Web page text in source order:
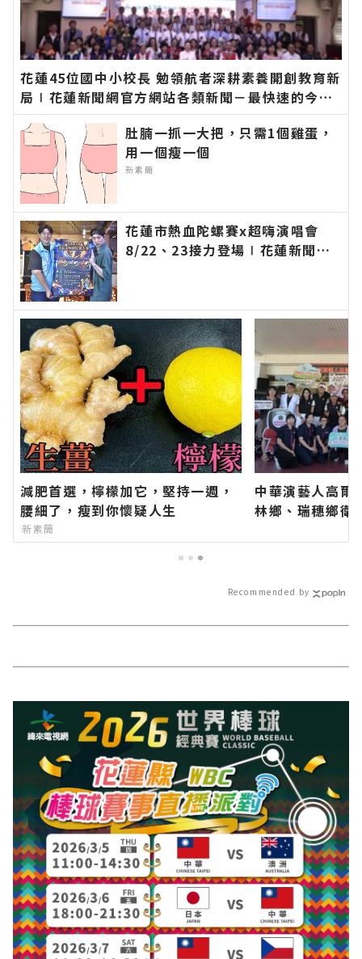
花蓮45位國中小校長 勉領航者深耕素養開創教育新
局∣花蓮新聞網官方網站各類新聞－最快速的今日
新聞報導 最新的在地資訊！
肚腩一抓一大把，只需1個雞蛋，
用一個瘦一個
新素簡
花蓮市熱血陀螺賽x超嗨演唱會
8/22、23接力登場∣花蓮新聞網
減肥首選，檸檬加它，堅持一週，
腰細了，瘦到你懷疑人生
新素簡
中華演藝人高爾
林鄉、瑞穗鄉衛
聞網官方網站各
Recommended by